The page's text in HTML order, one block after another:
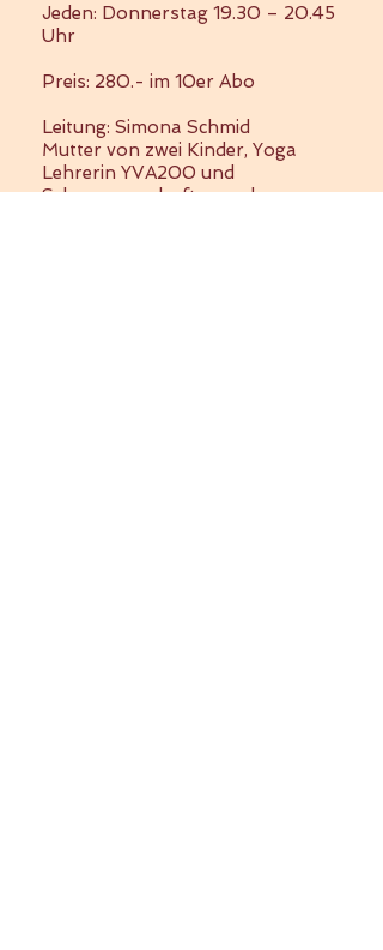
Jeden: Donnerstag 19.30 – 20.45
Uhr
Preis: 280.- im 10er Abo
Leitung: Simona Schmid
Mutter von zwei Kinder, Yoga
Lehrerin YVA200 und
Schwangerschafts- und